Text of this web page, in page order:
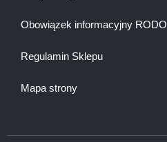
Obowiązek informacyjny RODO
Regulamin Sklepu
Mapa strony